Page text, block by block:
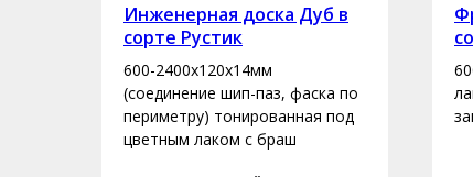
Инженерная доска Дуб в
сорте Рустик
600-2400х120х14мм
(соединение шип-паз, фаска по
периметру) тонированная под
цветным лаком с браш